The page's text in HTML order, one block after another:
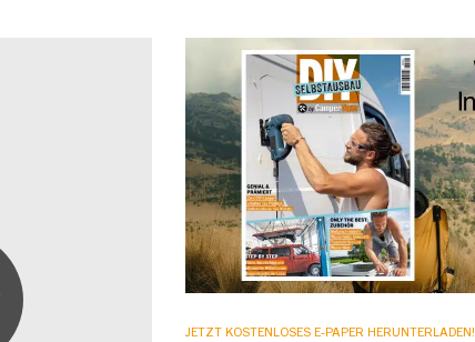
JETZT KOSTENLOSES E-PAPER HERUNTERLADEN!